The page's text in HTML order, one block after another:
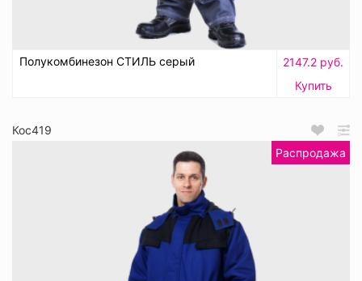
Полукомбинезон СТИЛЬ серый
2147.2 руб.
Купить
Кос419
Распродажа